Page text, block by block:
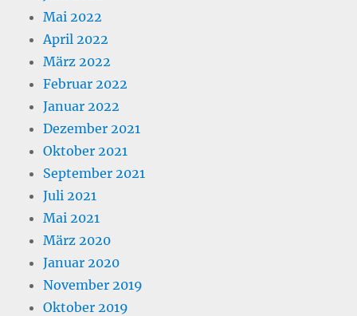
Mai 2022
April 2022
März 2022
Februar 2022
Januar 2022
Dezember 2021
Oktober 2021
September 2021
Juli 2021
Mai 2021
März 2020
Januar 2020
November 2019
Oktober 2019